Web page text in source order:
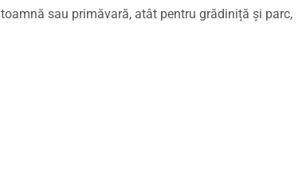
toamnă sau primăvară, atât pentru grădiniță și parc,